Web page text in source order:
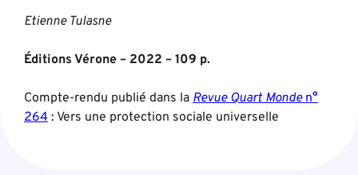
Etienne Tulasne
Éditions Vérone – 2022 – 109 p.
Compte-rendu publié dans la Revue Quart Monden°
264 : Vers une protection sociale universelle